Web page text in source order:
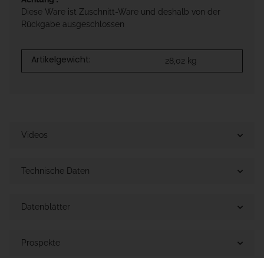
Diese Ware ist Zuschnitt-Ware und deshalb von der
Rückgabe ausgeschlossen
Artikelgewicht: 28,02 kg
Videos
Technische Daten
Datenblätter
Prospekte